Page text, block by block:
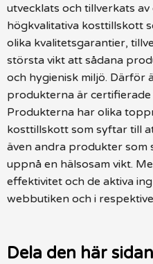
utvecklats och tillverkats
högkvalitativa kosttillskott
olika kvalitetsgarantier,
största vikt att sådana
och hygienisk miljö.
produkterna är certifierade
Produkterna har olika
kosttillskott som syftar till
även andra produkter
uppnå en hälsosam vikt.
effektivitet och de aktiva
webbutiken och i
Dela den här sidan